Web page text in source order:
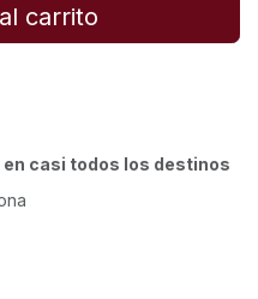
carrito
casi todos los destinos